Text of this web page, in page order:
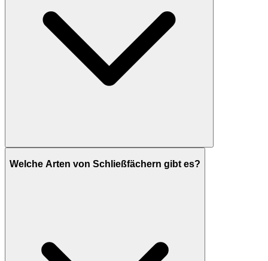
Welche Arten von Schließfächern gibt es?